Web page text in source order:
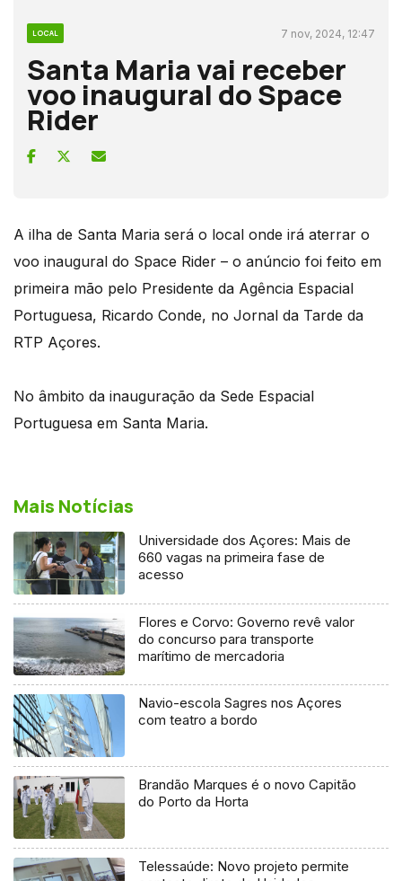
LOCAL 7 nov, 2024, 12:47
Santa Maria vai receber
voo inaugural do Space
Rider
A ilha de Santa Maria será o local onde irá aterrar o
voo inaugural do Space Rider – o anúncio foi feito em
primeira mão pelo Presidente da Agência Espacial
Portuguesa, Ricardo Conde, no Jornal da Tarde da
RTP Açores.
No âmbito da inauguração da Sede Espacial
Portuguesa em Santa Maria.
Mais Notícias
Universidade dos Açores: Mais de
660 vagas na primeira fase de
acesso
Flores e Corvo: Governo revê valor
do concurso para transporte
marítimo de mercadoria
Navio-escola Sagres nos Açores
com teatro a bordo
Brandão Marques é o novo Capitão
do Porto da Horta
Telessaúde: Novo projeto permite